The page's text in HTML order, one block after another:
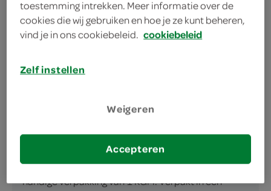
omschrijving
Ben je op zoek naar een snel, smakelijk en
heerlijke stukje vlees staat garant voor een
ook verrukt. De Spar blk kipfiletschnitzel, met zijn
unieke smaak en malse structuur, komt in een
handige verpakking van 1 KGM. Verpakt in een
toestemming intrekken. Meer informatie over de
cookies die wij gebruiken en hoe je ze kunt beheren,
vind je in ons cookiebeleid. cookiebeleid
Zelf instellen
Weigeren
Accepteren